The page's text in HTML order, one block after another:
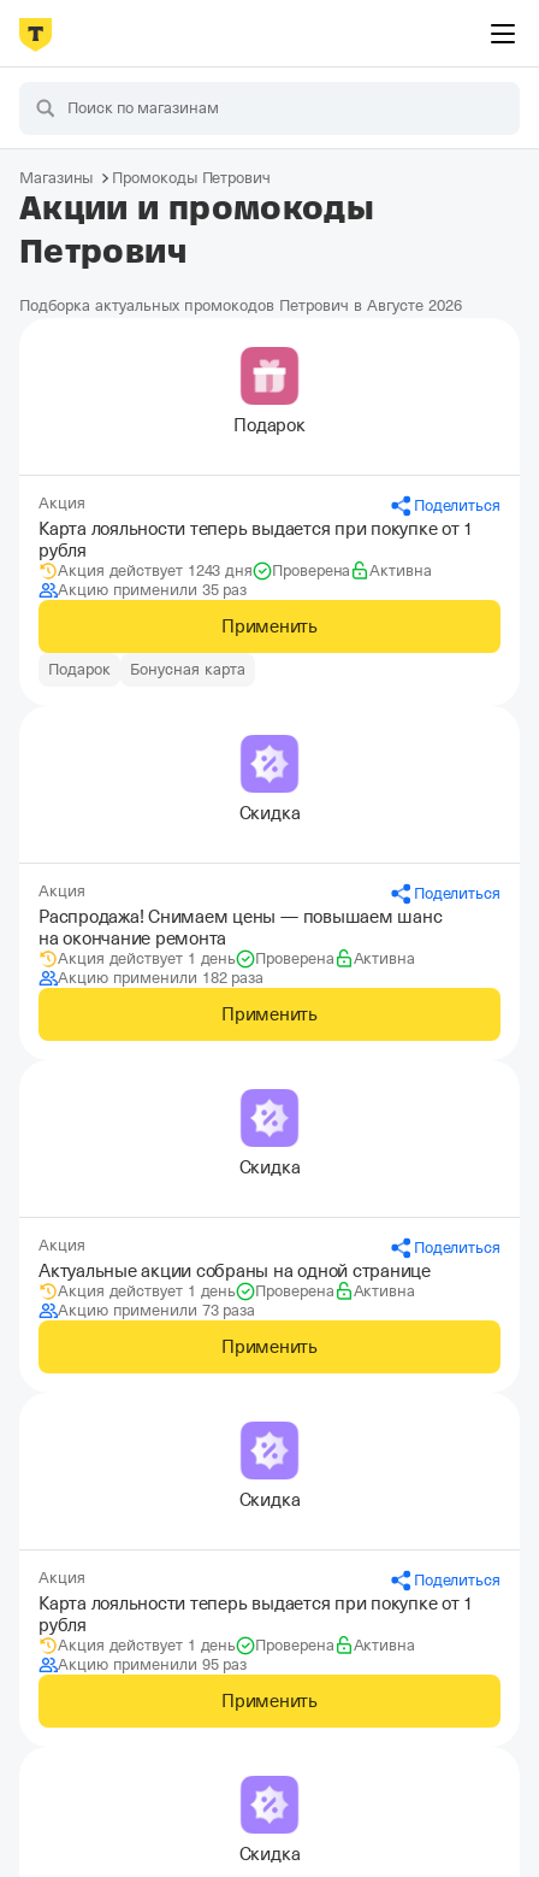
Магазины Промокоды Петрович
Акции и промокоды
Петрович
Подборка актуальных промокодов Петрович в Августе 2026
Подарок
Акция Поделиться
Карта лояльности теперь выдается при покупке от 1
рубля
Акция действует 1243 дня Проверена
Активна
Акцию применили 35 раз
Применить
Подарок Бонусная карта
Скидка
Акция Поделиться
Распродажа! Снимаем цены — повышаем шанс
на окончание ремонта
Акция действует 1 день Проверена
Активна
Акцию применили 182 раза
Применить
Скидка
Акция Поделиться
Актуальные акции собраны на одной странице
Акция действует 1 день Проверена
Активна
Акцию применили 73 раза
Применить
Скидка
Акция Поделиться
Карта лояльности теперь выдается при покупке от 1
рубля
Акция действует 1 день Проверена
Активна
Акцию применили 95 раз
Применить
Скидка